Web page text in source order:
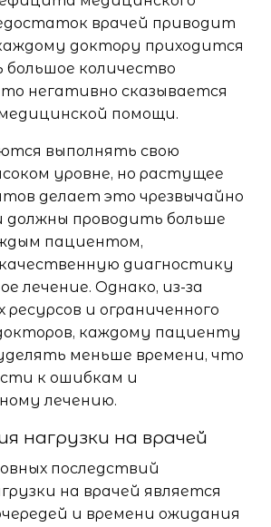
врачей приводит
доктору приходится
количество
негативно сказывается
помощи.
выполнять свою
уровне, но растущее
делает это чрезвычайно
должны проводить больше
пациентом,
диагностику
лечение. Однако, из-за
ресурсов и ограниченного
каждому пациенту
меньше времени, что
к ошибкам и
лечению.
нагрузки на врачей
последствий
на врачей является
и времени ожидания